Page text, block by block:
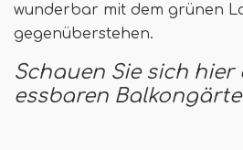
wunderbar mit dem grünen
gegenüberstehen.
Schauen Sie sich hier
essbaren